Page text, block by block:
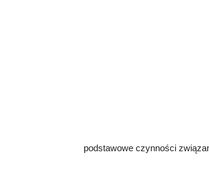
podstawowe czynności